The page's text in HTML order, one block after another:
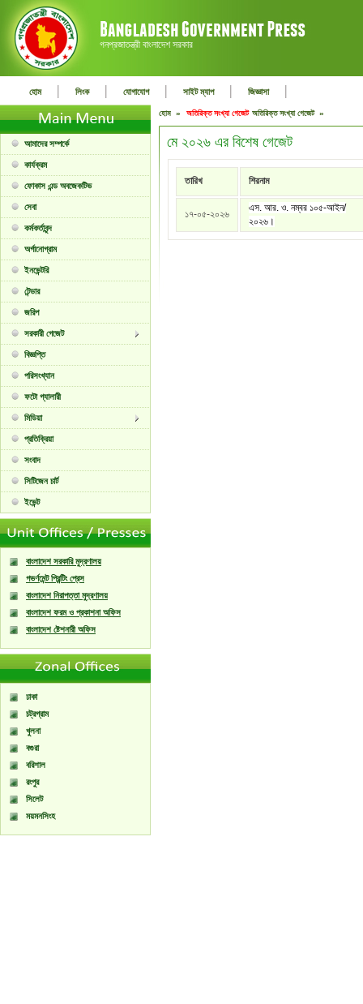
গনপ্রজাতন্ত্রী বাংলাদেশ সরকার
হোম | লিংক | যোগাযোগ | সাইট ম্যাপ | জিজ্ঞাসা |
আমাদের সম্পর্কে
কার্যক্রম
ফোকাস এন্ড অবজেকটিভ
সেবা
কর্মকর্তাবৃন্দ
অর্গানোগ্রাম
ইনভেন্টরি
টেন্ডার
জরিপ
সরকারী গেজেট
বিজ্ঞপ্তি
পরিসংখ্যান
ফটো গ্যালারী
মিডিয়া
প্রতিক্রিয়া
সংবাদ
সিটিজেন চার্ট
ইভেন্ট
বাংলাদেশ সরকারি মুদ্রণালয়
গভর্ণমেন্ট প্রিন্টিং প্রেস
বাংলাদেশ নিরাপত্তা মুদ্রণালয়
বাংলাদেশ ফরম ও প্রকাশনা অফিস
বাংলাদেশ ষ্টেশনারী অফিস
ঢাকা
চট্রগ্রাম
খুলনা
বগুরা
বরিশাল
রংপুর
সিলেট
ময়মনসিংহ
হোম » অতিরিক্ত সংখ্যা গেজেট অতিরিক্ত সংখ্যা গেজেট »
মে ২০২৬ এর বিশেষ গেজেট
তারিখ শিরনাম
১৭-০৫-২০২৬
এস. আর. ও. নম্বর ১০৫-আইন/
২০২৬।